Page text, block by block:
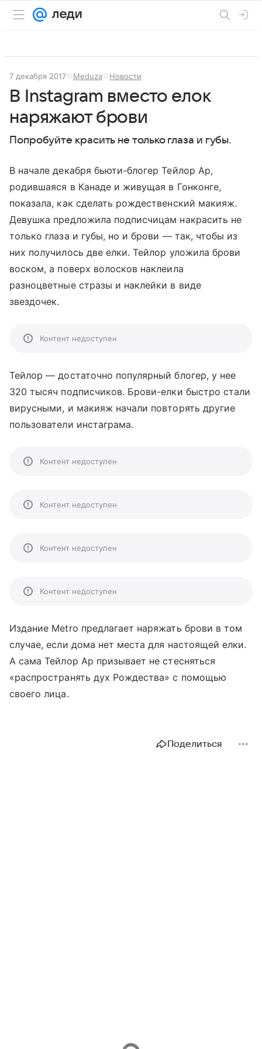
7 декабря 2017 Meduza Новости
В Instagram вместо елок
наряжают брови
Попробуйте красить не только глаза и губы.
В начале декабря бьюти-блогер Тейлор Ар,
родившаяся в Канаде и живущая в Гонконге,
показала, как сделать рождественский макияж.
Девушка предложила подписчицам накрасить не
только глаза и губы, но и брови — так, чтобы из
них получилось две елки. Тейлор уложила брови
воском, а поверх волосков наклеила
разноцветные стразы и наклейки в виде
звездочек.
Контент недоступен
Тейлор — достаточно популярный блогер, у нее
320 тысяч подписчиков. Брови-елки быстро стали
вирусными, и макияж начали повторять другие
пользователи инстаграма.
Контент недоступен
Контент недоступен
Контент недоступен
Контент недоступен
Издание Metro предлагает наряжать брови в том
случае, если дома нет места для настоящей елки.
А сама Тейлор Ар призывает не стесняться
«распространять дух Рождества» с помощью
своего лица.
Поделиться